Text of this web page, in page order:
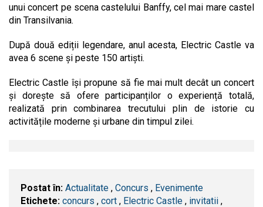
unui concert pe scena castelului Banffy, cel mai mare castel
din Transilvania.
După două ediții legendare, anul acesta, Electric Castle va
avea 6 scene și peste 150 artiști.
Electric Castle își propune să fie mai mult decât un concert
și dorește să ofere participanților o experiență totală,
realizată prin combinarea trecutului plin de istorie cu
activitățile moderne și urbane din timpul zilei.
Postat în: Actualitate , Concurs , Evenimente
Etichete: concurs , cort , Electric Castle , invitatii ,